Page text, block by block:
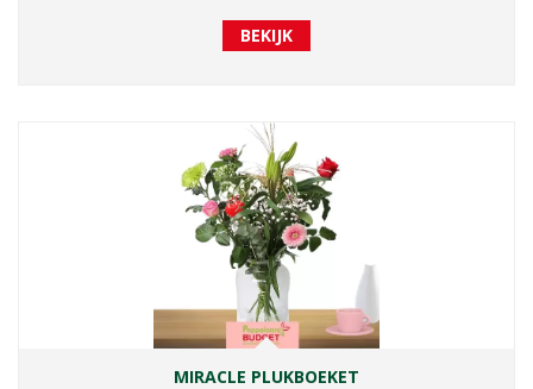
BEKIJK
MIRACLE PLUKBOEKET